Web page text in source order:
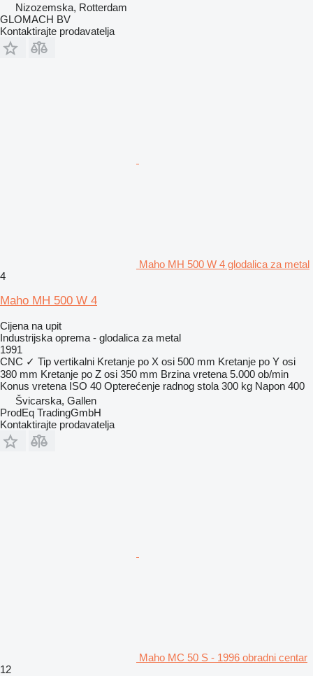
Nizozemska, Rotterdam
GLOMACH BV
Kontaktirajte prodavatelja
Maho MH 500 W 4 glodalica za metal
4
Maho MH 500 W 4
Cijena na upit
Industrijska oprema - glodalica za metal
1991
CNC ✓ Tip vertikalni Kretanje po X osi 500 mm Kretanje po Y osi
380 mm Kretanje po Z osi 350 mm Brzina vretena 5.000 ob/min
Konus vretena ISO 40 Opterećenje radnog stola 300 kg Napon 400
Švicarska, Gallen
ProdEq TradingGmbH
Kontaktirajte prodavatelja
Maho MC 50 S - 1996 obradni centar
12